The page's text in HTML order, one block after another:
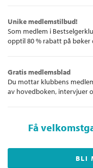
Unike medlemstilbud!
Som medlem i
opptil 80 % rabatt på bøker
Gratis medlemsblad
Du mottar klubbens
av hovedboken, intervjuer
Få
BLI